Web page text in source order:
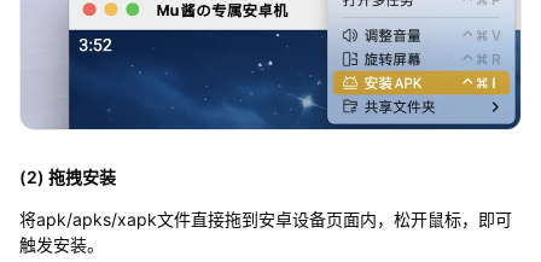
(2) 拖拽安装
将apk/apks/xapk文件直接拖到安卓设备页面内，松开鼠标，即可
触发安装。